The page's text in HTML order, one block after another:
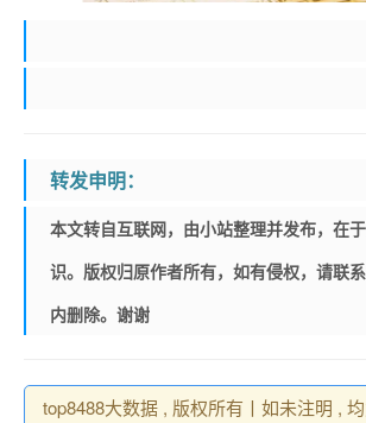
转发申明：
本文转自互联网，由小站整理并发布，在
识。版权归原作者所有，如有侵权，请联
内删除。谢谢
top8488大数据 , 版权所有丨如未注明 ,